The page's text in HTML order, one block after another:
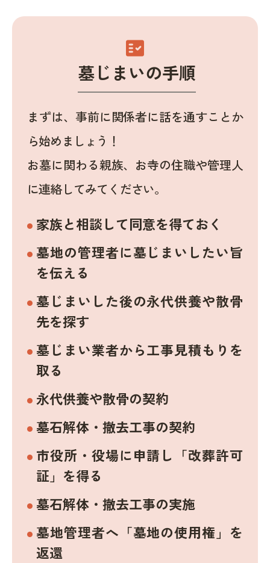
fact_check
墓じまいの手順
まずは、事前に関係者に話を通すことか
ら始めましょう！
お墓に関わる親族、お寺の住職や管理人
に連絡してみてください。
家族と相談して同意を得ておく
墓地の管理者に墓じまいしたい旨
を伝える
墓じまいした後の永代供養や散骨
先を探す
墓じまい業者から工事見積もりを
取る
永代供養や散骨の契約
墓石解体・撤去工事の契約
市役所・役場に申請し「改葬許可
証」を得る
墓石解体・撤去工事の実施
墓地管理者へ「墓地の使用権」を
返還